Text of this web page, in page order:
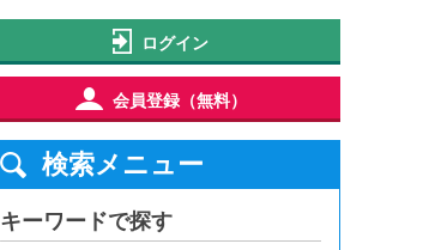
ログイン
会員登録（無料）
検索メニュー
キーワードで探す